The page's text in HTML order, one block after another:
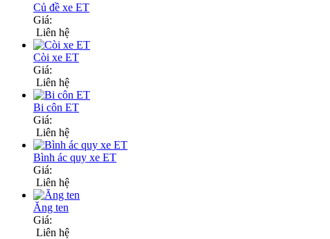
Củ đề xe ET
Giá:
Liên hệ
Còi xe ET
Giá:
Liên hệ
Bi côn ET
Giá:
Liên hệ
Bình ác quy xe ET
Giá:
Liên hệ
Ăng ten
Giá:
Liên hệ